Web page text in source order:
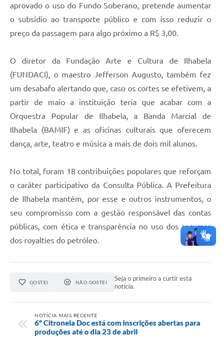
aprovado o uso do Fundo Soberano, pretende aumentar
o subsídio ao transporte público e com isso reduzir o
preço da passagem para algo próximo a R$ 3,00.
O diretor da Fundação Arte e Cultura de Ilhabela
(FUNDACI), o maestro Jefferson Augusto, também fez
um desabafo alertando que, caso os cortes se efetivem, a
partir de maio a instituição teria que acabar com a
Orquestra Popular de Ilhabela, a Banda Marcial de
Ilhabela (BAMIF) e as oficinas culturais que oferecem
dança, arte, teatro e música a mais de dois mil alunos.
No total, foram 18 contribuições populares que reforçam
o caráter participativo da Consulta Pública. A Prefeitura
de Ilhabela mantém, por esse e outros instrumentos, o
seu compromisso com a gestão responsável das contas
públicas, com ética e transparência no uso dos recursos
dos royalties do petróleo.
GOSTEI NÃO GOSTEI
Seja o primeiro a curtir esta
notícia.
NOTÍCIA MAIS RECENTE
6º Citronela Doc está com inscrições abertas para
produções até o dia 23 de abril